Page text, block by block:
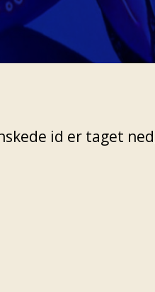
id er taget